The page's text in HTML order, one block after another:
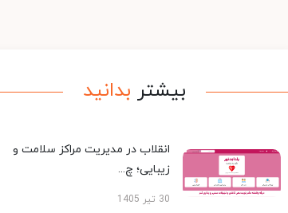
بیشتر بدانید
انقلاب در مدیریت مراکز سلامت و
زیبایی؛ چ...
30 تیر 1405